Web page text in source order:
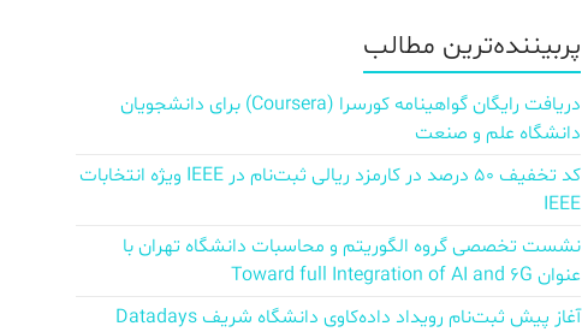
پربیننده‌ترین مطالب
دریافت رایگان گواهینامه کورسرا (Coursera) برای دانشجویان
دانشگاه علم و صنعت
کد تخفیف ۵۰ درصد در کارمزد ریالی ثبت‌نام در IEEE ویژه انتخابات
IEEE
نشست تخصصی گروه الگوریتم و محاسبات دانشگاه تهران با
عنوان Toward full Integration of AI and 6G
آغاز پیش‌ ثبت‌نام رویداد داده‌کاوی دانشگاه شریف Datadays